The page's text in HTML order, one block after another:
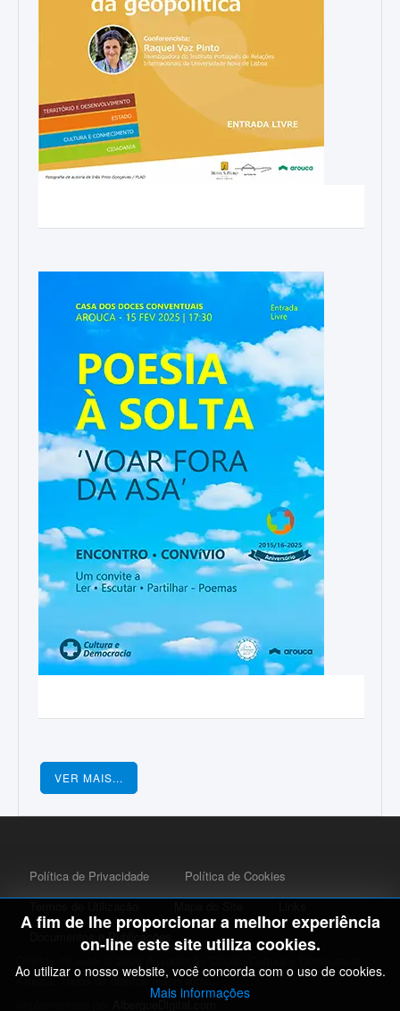
VER MAIS...
Política de Privacidade
Política de Cookies
Documentos e Publicações
A fim de lhe proporcionar a melhor experiência
on-line este site utiliza cookies.
Ao utilizar o nosso website, você concorda com o uso de cookies.
Mais informações
Arouca. Todos os direitos reservados..